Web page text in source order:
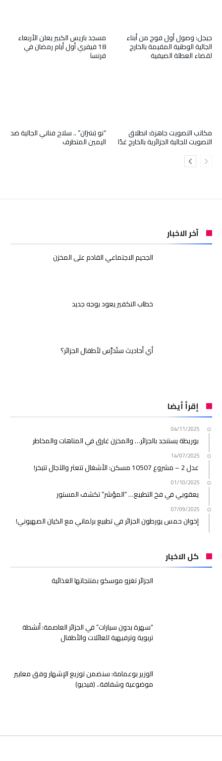
مسجد باريس الكبير يعلن الأربعاء
18 فيفري أول أيام رمضان في
فرنسا
جيجل: وصول أول فوج من أبناء
الجالية الوطنية المقيمة بالخارج
لقضاء العطلة الصيفية
“نو بَسَرَان” .. سلاح فناني الجالية ضد
اليمين المتطرف
مكاتب التصويت جاهزة: انطلاق
التصويت للجالية الجزائرية بالخارج غدًا
آخر الاخبار
الجحيم الاجتماعي القادم على المخزن
خطاب التكفير يعود بوجه جديد
أي أحاديث ستُدرَّس لأطفال الجزائر؟
إقرأ أيضا
04/11/2025
بوريطة يستنجد بالجزائر… والمخزن غارق في المتاهات والمخاطر
14/07/2025
عدل 2 – مشروع 10507 مسكن: الأشغال تتعثر والآجال تتبخر!
01/10/2025
يعقوبي في فخ التطبيع… “المؤشر” تكشف المستور
07/09/2025
إخوان حمس يورطون الجزائر في تطبيع برلماني مع الكيان الصهيوني!
كل الاخبار
الجزائر تغزو موسكو بمنتجاتها الغذائية
“سهرة بدون سيارات” في الجزائر العاصمة: أنشطة
تربوية وترفيهية للعائلات والأطفال
الوزير بوعمامة: سنضمن توزيع الإشهار وفق معايير
موضوعية وشفافة.. (فيديو)